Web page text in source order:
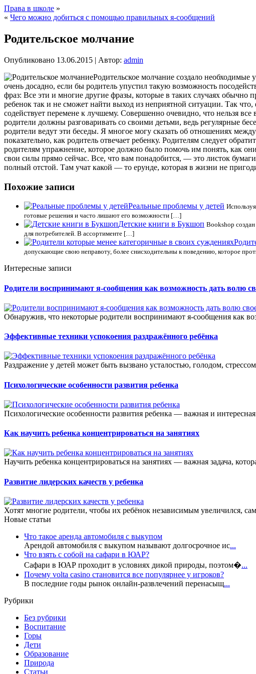
Права в школе »
« Чего можно добиться с помощью правильных я-сообщений
Родительское молчание
Опубликовано 13.06.2015 | Автор: admin
Родительское молчание создало
очень досадно, если бы родитель упустил такую возможность
фраз: Все эти и многие другие фразы, которые в таких случаях обычно
ребенок так и не сможет найти выход из неприятной ситуации. Так
содействует перемене к лучшему. Совершенно очевидно, что нельзя все
родители должны разговаривать со своими детьми, ведь регулярные
родители ведут эти беседы. Я многое могу сказать об отношениях
показательно, как родитель отвечает ребенку. Родителям следует
родителям упражнение, которое должно было помочь им понять, как
свои силы прямо сейчас. Все, что вам понадобится, — это листок
полный отстой. Там учат какой — то ерунде, которая в жизни не
Похожие записи
Реальные проблемы у детей
готовые решения и часто лишают его возможности […]
Детские книги в Букшоп Bookshop
для потребителей. В ассортименте […]
допускающие свою неправоту, более снисходительны к поведению, которое
Интересные записи
Родители воспринимают я-сообщения как возможность дать волю
Обнаружив, что некоторые родители воспринимают я-сообщения как
Эффективные техники успокоения раздражённого ребёнка
Раздражение у детей может быть вызвано усталостью, голодом,
Психологические особенности развития ребенка
Психологические особенности развития ребенка — важная и
Как научить ребенка концентрироваться на занятиях
Научить ребенка концентрироваться на занятиях — важная задача,
Развитие лидерских качеств у ребенка
Хотят многие родители, чтобы их ребёнок независимым увеличился,
Новые статьи
Что такое аренда автомобиля с выкупом
Арендой автомобиля с выкупом называют долгосрочное ис...
Что взять с собой на сафари в ЮАР?
Сафари в ЮАР проходит в условиях дикой природы, поэтом�...
Почему volta casino становится все популярнее у игроков?
В последние годы рынок онлайн-развлечений перенасыщ...
Рубрики
Без рубрики
Воспитание
Горы
Дети
Образование
Природа
Статьи